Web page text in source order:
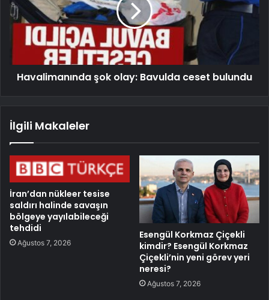
Havalimanında şok olay: Bavulda ceset bulundu
İlgili Makaleler
İran’dan nükleer tesise
saldırı halinde savaşın
bölgeye yayılabileceği
tehdidi
Ağustos 7, 2026
Esengül Korkmaz Çiçekli
kimdir? Esengül Korkmaz
Çiçekli’nin yeni görev yeri
neresi?
Ağustos 7, 2026